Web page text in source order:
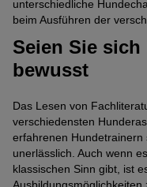
unterschiedliche
beim Ausführen der
Seien Sie
bewusst
Das Lesen von
verschiedensten
erfahrenen
unerlässlich. Auch wenn
klassischen Sinn gibt, ist